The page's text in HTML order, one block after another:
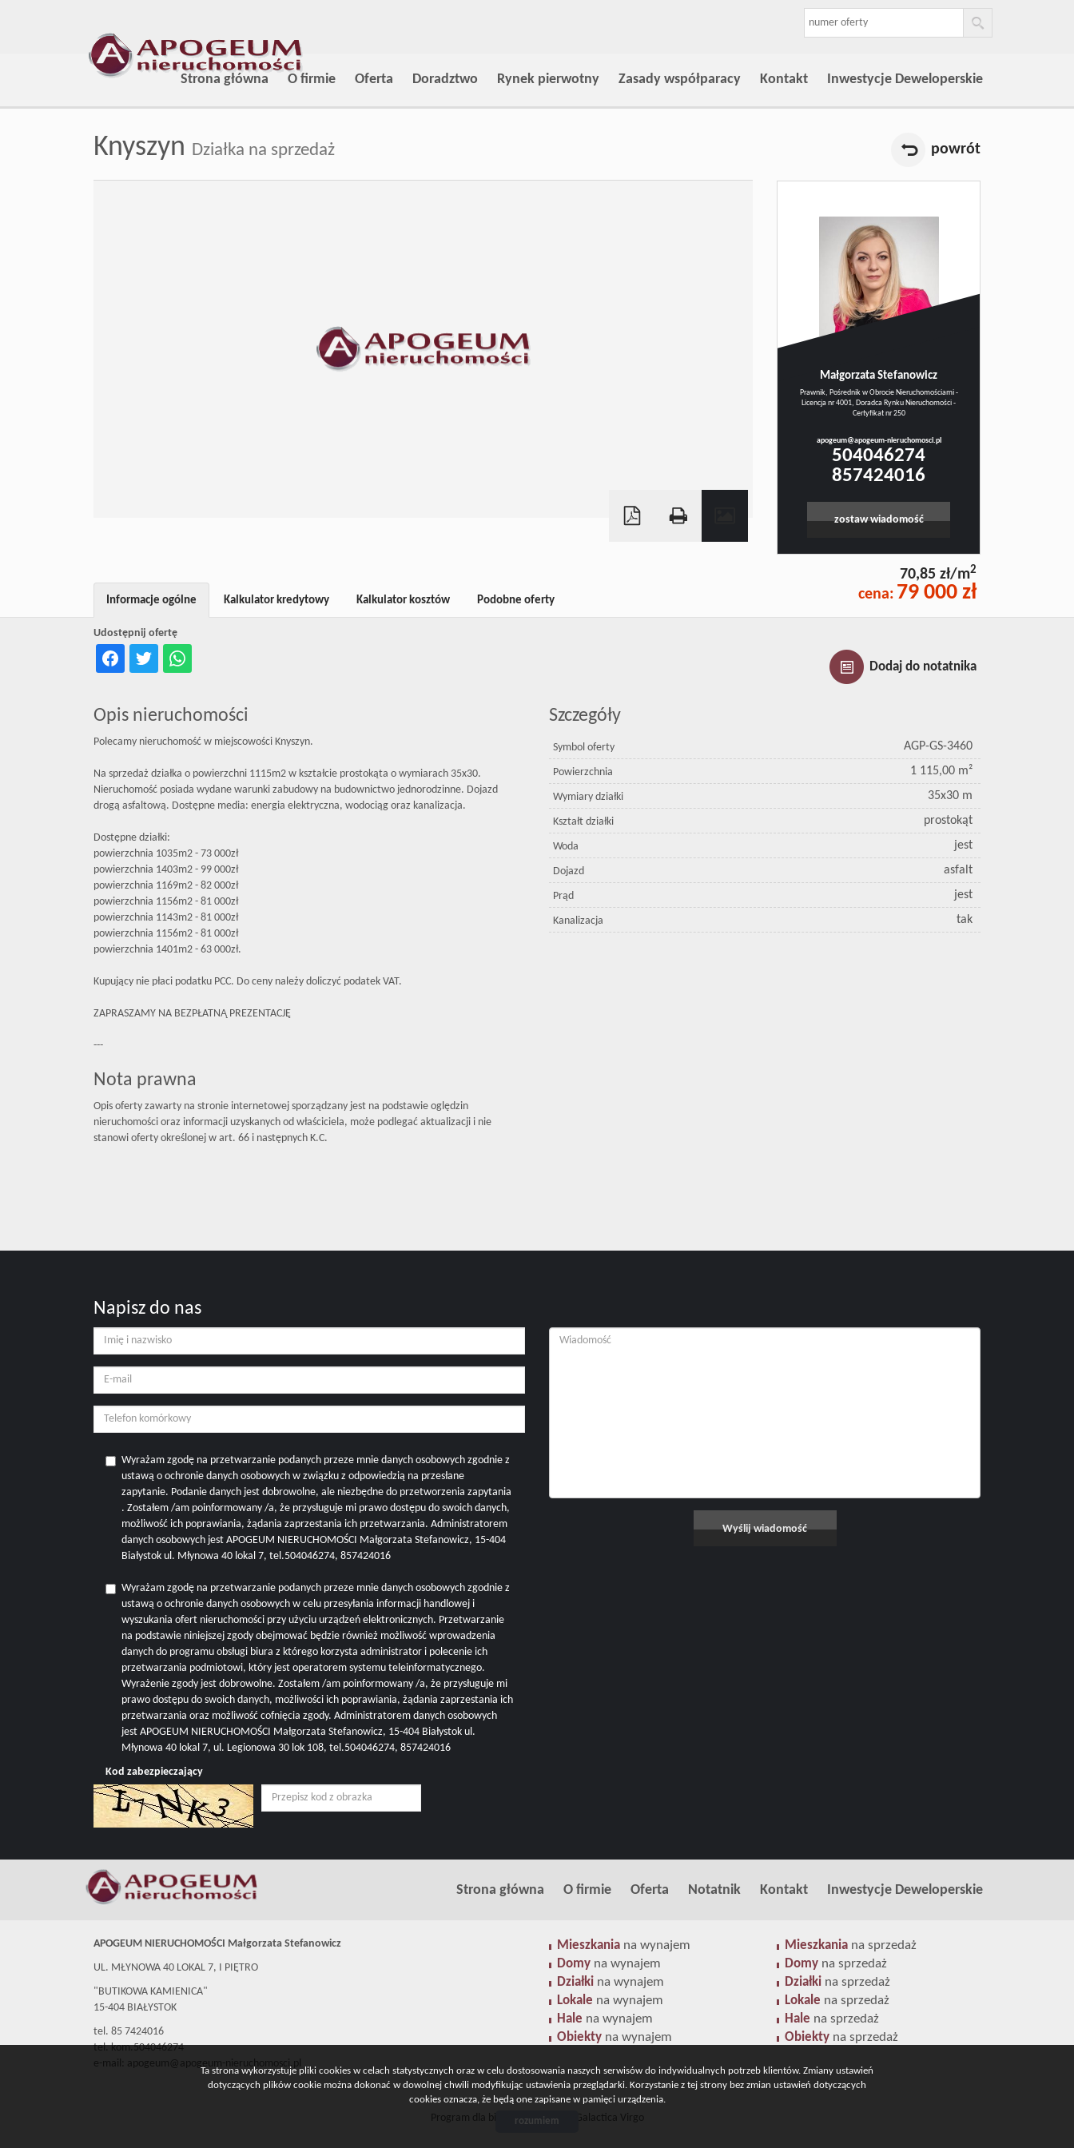
Strona główna O firmie Oferta Doradztwo Rynek pierwotny Zasady współparacy Kontakt Inwestycje Deweloperskie
Knyszyn Działka na sprzedaż powrót
Małgorzata Stefanowicz
Prawnik, Pośrednik w Obrocie Nieruchomościami -
Licencja nr 4001, Doradca Rynku Nieruchomości -
Certyfikat nr 250
apogeum@apogeum-nieruchomosci.pl
504046274
857424016
zostaw wiadomość
70,85 zł/m2
cena: 79 000 zł
Dodaj do notatnika
Udostępnij ofertę
Informacje ogólne Kalkulator kredytowy Kalkulator kosztów Podobne oferty
Opis nieruchomości
Polecamy nieruchomość w miejscowości Knyszyn.
Na sprzedaż działka o powierzchni 1115m2 w kształcie prostokąta o wymiarach 35x30.
Nieruchomość posiada wydane warunki zabudowy na budownictwo jednorodzinne. Dojazd
drogą asfaltową. Dostępne media: energia elektryczna, wodociąg oraz kanalizacja.
Dostępne działki:
powierzchnia 1035m2 - 73 000zł
powierzchnia 1403m2 - 99 000zł
powierzchnia 1169m2 - 82 000zł
powierzchnia 1156m2 - 81 000zł
powierzchnia 1143m2 - 81 000zł
powierzchnia 1156m2 - 81 000zł
powierzchnia 1401m2 - 63 000zł.
Kupujący nie płaci podatku PCC. Do ceny należy doliczyć podatek VAT.
ZAPRASZAMY NA BEZPŁATNĄ PREZENTACJĘ
---
Nota prawna
Opis oferty zawarty na stronie internetowej sporządzany jest na podstawie oględzin
nieruchomości oraz informacji uzyskanych od właściciela, może podlegać aktualizacji i nie
stanowi oferty określonej w art. 66 i następnych K.C.
Szczegóły
Symbol oferty AGP-GS-3460
Powierzchnia 1 115,00 m²
Wymiary działki 35x30 m
Kształt działki prostokąt
Woda jest
Dojazd asfalt
Prąd jest
Kanalizacja tak
Napisz do nas
Wyrażam zgodę na przetwarzanie podanych przeze mnie danych osobowych zgodnie z
ustawą o ochronie danych osobowych w związku z odpowiedzią na przesłane
zapytanie. Podanie danych jest dobrowolne, ale niezbędne do przetworzenia zapytania
. Zostałem /am poinformowany /a, że przysługuje mi prawo dostępu do swoich danych,
możliwość ich poprawiania, żądania zaprzestania ich przetwarzania. Administratorem
danych osobowych jest APOGEUM NIERUCHOMOŚCI Małgorzata Stefanowicz, 15-404
Białystok ul. Młynowa 40 lokal 7, tel.504046274, 857424016
Wyrażam zgodę na przetwarzanie podanych przeze mnie danych osobowych zgodnie z
ustawą o ochronie danych osobowych w celu przesyłania informacji handlowej i
wyszukania ofert nieruchomości przy użyciu urządzeń elektronicznych. Przetwarzanie
na podstawie niniejszej zgody obejmować będzie również możliwość wprowadzenia
danych do programu obsługi biura z którego korzysta administrator i polecenie ich
przetwarzania podmiotowi, który jest operatorem systemu teleinformatycznego.
Wyrażenie zgody jest dobrowolne. Zostałem /am poinformowany /a, że przysługuje mi
prawo dostępu do swoich danych, możliwości ich poprawiania, żądania zaprzestania ich
przetwarzania oraz możliwość cofnięcia zgody. Administratorem danych osobowych
jest APOGEUM NIERUCHOMOŚCI Małgorzata Stefanowicz, 15-404 Białystok ul.
Młynowa 40 lokal 7, ul. Legionowa 30 lok 108, tel.504046274, 857424016
Kod zabezpieczający
Strona główna O firmie Oferta Notatnik Kontakt Inwestycje Deweloperskie
APOGEUM NIERUCHOMOŚCI Małgorzata Stefanowicz
UL. MŁYNOWA 40 LOKAL 7, I PIĘTRO
"BUTIKOWA KAMIENICA"
15-404 BIAŁYSTOK
tel. 85 7424016
tel. kom.504046274
e-mail: apogeum@apogeum-nieruchomosci.pl
Mieszkania na wynajem
Domy na wynajem
Działki na wynajem
Lokale na wynajem
Hale na wynajem
Obiekty na wynajem
Mieszkania na sprzedaż
Domy na sprzedaż
Działki na sprzedaż
Lokale na sprzedaż
Hale na sprzedaż
Obiekty na sprzedaż
Program dla biur nieruchomości Galactica Virgo
Ta strona wykorzystuje pliki cookies w celach statystycznych oraz w celu dostosowania naszych serwisów do indywidualnych potrzeb klientów. Zmiany ustawień
dotyczących plików cookie można dokonać w dowolnej chwili modyfikując ustawienia przeglądarki. Korzystanie z tej strony bez zmian ustawień dotyczących
cookies oznacza, że będą one zapisane w pamięci urządzenia.
rozumiem